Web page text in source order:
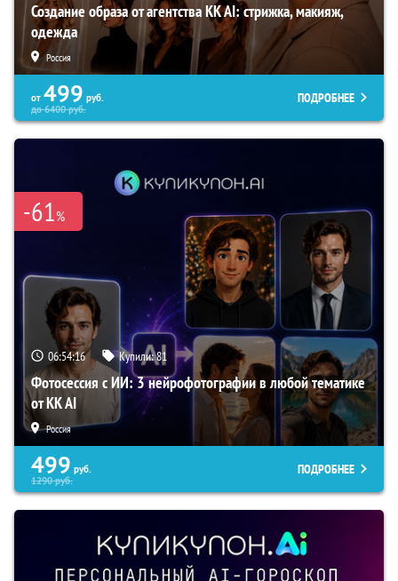
Создание образа от агентства KK AI: стрижка, макияж,
одежда
Россия
от 499 руб.
до6400руб.
ПОДРОБНЕЕ
-61%
06:54:15 Купили:81
Фотосессия с ИИ: 3 нейрофотографии в любой тематике
от KK AI
Россия
499 руб.
1290руб.
ПОДРОБНЕЕ